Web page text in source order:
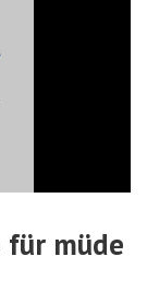
für müde